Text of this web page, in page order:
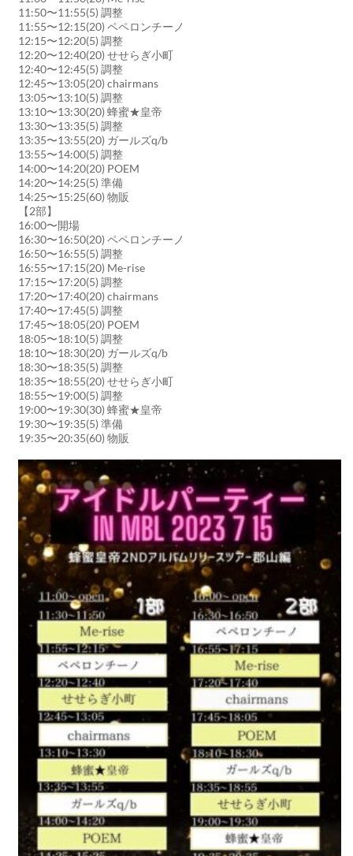
11:50〜11:55(5) 調整
11:55〜12:15(20) ペペロンチーノ
12:15〜12:20(5) 調整
12:20〜12:40(20) せせらぎ小町
12:40〜12:45(5) 調整
12:45〜13:05(20) chairmans
13:05〜13:10(5) 調整
13:10〜13:30(20) 蜂蜜★皇帝
13:30〜13:35(5) 調整
13:35〜13:55(20) ガールズq/b
13:55〜14:00(5) 調整
14:00〜14:20(20) POEM
14:20〜14:25(5) 準備
14:25〜15:25(60) 物販
【2部】
16:00〜開場
16:30〜16:50(20) ペペロンチーノ
16:50〜16:55(5) 調整
16:55〜17:15(20) Me-rise
17:15〜17:20(5) 調整
17:20〜17:40(20) chairmans
17:40〜17:45(5) 調整
17:45〜18:05(20) POEM
18:05〜18:10(5) 調整
18:10〜18:30(20) ガールズq/b
18:30〜18:35(5) 調整
18:35〜18:55(20) せせらぎ小町
18:55〜19:00(5) 調整
19:00〜19:30(30) 蜂蜜★皇帝
19:30〜19:35(5) 準備
19:35〜20:35(60) 物販